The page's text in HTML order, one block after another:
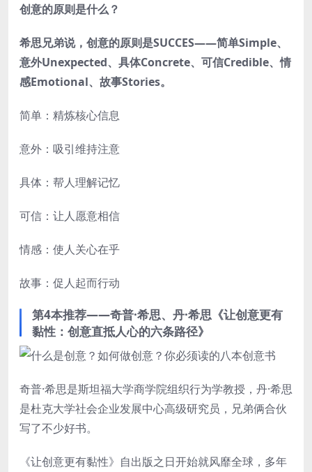
创意的原则是什么？
希思兄弟说，创意的原则是SUCCES——简单Simple、
意外Unexpected、具体Concrete、可信Credible、情
感Emotional、故事Stories。
简单：精炼核心信息
意外：吸引维持注意
具体：帮人理解记忆
可信：让人愿意相信
情感：使人关心在乎
故事：促人起而行动
第4本推荐——奇普·希思、丹·希思《让创意更有
黏性：创意直抵人心的六条路径》
奇普·希思是斯坦福大学商学院组织行为学教授，丹·希思
是杜克大学社会企业发展中心高级研究员，兄弟俩合伙
写了不少好书。
《让创意更有黏性》自出版之日开始就风靡全球，多年